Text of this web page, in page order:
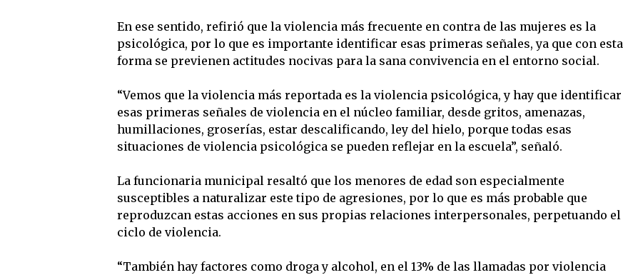
En ese sentido, refirió que la violencia más frecuente en contra de las mujeres es la
psicológica, por lo que es importante identificar esas primeras señales, ya que con esta
forma se previenen actitudes nocivas para la sana convivencia en el entorno social.
“Vemos que la violencia más reportada es la violencia psicológica, y hay que identificar
esas primeras señales de violencia en el núcleo familiar, desde gritos, amenazas,
humillaciones, groserías, estar descalificando, ley del hielo, porque todas esas
situaciones de violencia psicológica se pueden reflejar en la escuela”, señaló.
La funcionaria municipal resaltó que los menores de edad son especialmente
susceptibles a naturalizar este tipo de agresiones, por lo que es más probable que
reproduzcan estas acciones en sus propias relaciones interpersonales, perpetuando el
ciclo de violencia.
“También hay factores como droga y alcohol, en el 13% de las llamadas por violencia